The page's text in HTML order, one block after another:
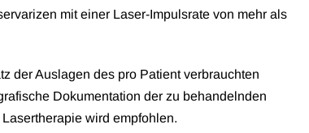
mit einer Laser-Impulsrate von mehr als
der Auslagen des pro Patient verbrauchten
Dokumentation der zu behandelnden
wird empfohlen.